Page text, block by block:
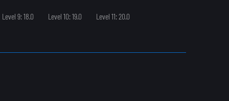
Level 9: 18.0 Level 10: 19.0
Level 11: 20.0